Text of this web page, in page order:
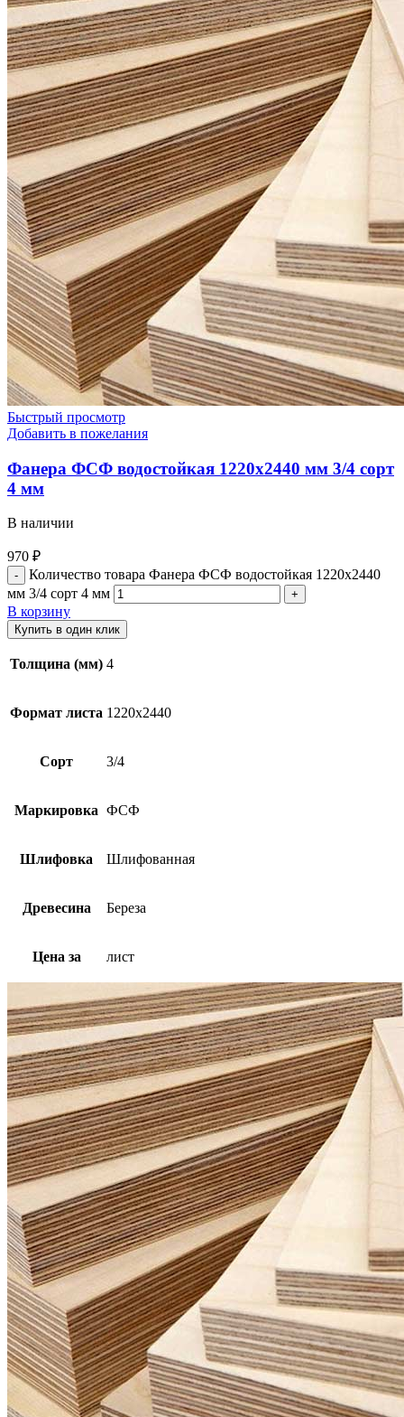
Быстрый просмотр
Добавить в пожелания
Фанера ФСФ водостойкая 1220х2440 мм 3/4 сорт
4 мм
В наличии
970 ₽
Количество товара Фанера ФСФ водостойкая 1220х2440
мм 3/4 сорт 4 мм
В корзину
Купить в один клик
Толщина (мм) 4
Формат листа 1220х2440
Сорт 3/4
Маркировка ФСФ
Шлифовка Шлифованная
Древесина Береза
Цена за лист